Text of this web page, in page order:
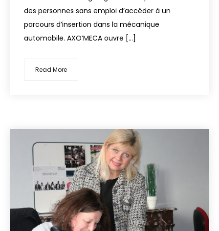
des personnes sans emploi d’accéder à un
parcours d’insertion dans la mécanique
automobile. AXO’MECA ouvre […]
Read More